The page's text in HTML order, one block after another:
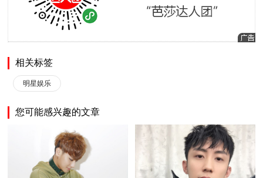
相关标签
明星娱乐
您可能感兴趣的文章